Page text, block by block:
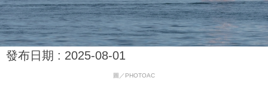
發布日期 : 2025-08-01
圖／PHOTOAC